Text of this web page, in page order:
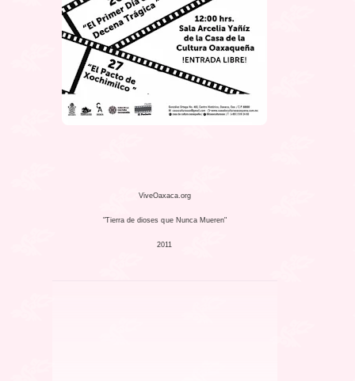
ViveOaxaca.org
"Tierra de dioses que Nunca Mueren"
2011